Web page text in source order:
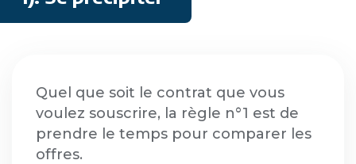
Quel que soit le contrat que vous
voulez souscrire, la règle n°1 est de
prendre le temps pour comparer les
offres.